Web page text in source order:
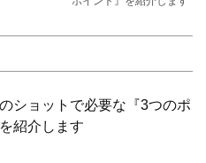
ショットで必要な『3つのポ
紹介します